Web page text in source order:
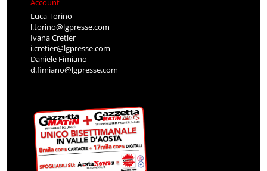
Account
Luca Torino
l.torino@lgpresse.com
Ivana Cretier
i.cretier@lgpresse.com
Daniele Fimiano
d.fimiano@lgpresse.com